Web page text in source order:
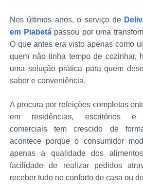
Nos últimos anos, o serviço de
em Piabetápassou por uma
O que antes era visto apenas como
quem não tinha tempo de cozinhar,
uma solução prática para quem
sabor e conveniência.
A procura por refeições completas
em residências, escritórios e
comerciais tem crescido de
acontece porque o consumidor
apenas a qualidade dos
facilidade de realizar pedidos
receber tudo no conforto de casa ou